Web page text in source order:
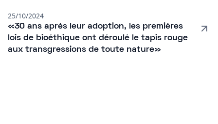
25/10/2024
«30 ans après leur adoption, les premières
lois de bioéthique ont déroulé le tapis rouge
aux transgressions de toute nature»